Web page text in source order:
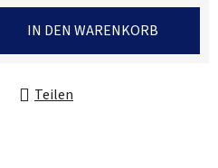
IN DEN WARENKORB
Teilen